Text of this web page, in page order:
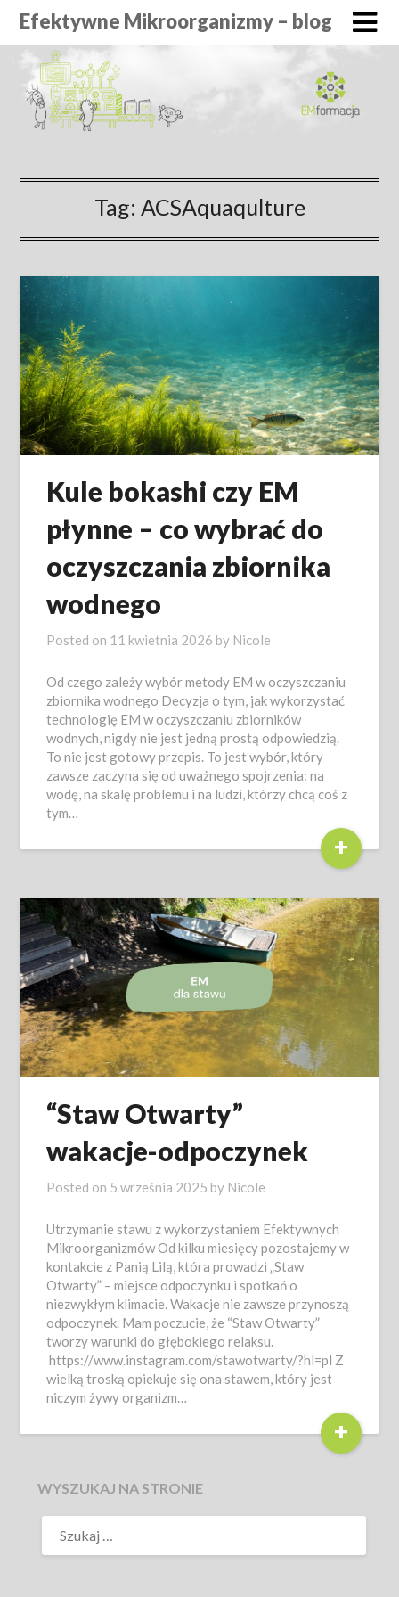
Efektywne Mikroorganizmy – blog
Tag: ACSAquaqulture
Kule bokashi czy EM
płynne – co wybrać do
oczyszczania zbiornika
wodnego
Posted on 11 kwietnia 2026 by Nicole
Od czego zależy wybór metody EM w oczyszczaniu
zbiornika wodnego Decyzja o tym, jak wykorzystać
technologię EM w oczyszczaniu zbiorników
wodnych, nigdy nie jest jedną prostą odpowiedzią.
To nie jest gotowy przepis. To jest wybór, który
zawsze zaczyna się od uważnego spojrzenia: na
wodę, na skalę problemu i na ludzi, którzy chcą coś z
tym…
+
“Staw Otwarty”
wakacje-odpoczynek
Posted on 5 września 2025 by Nicole
Utrzymanie stawu z wykorzystaniem Efektywnych
Mikroorganizmów Od kilku miesięcy pozostajemy w
kontakcie z Panią Lilą, która prowadzi „Staw
Otwarty” – miejsce odpoczynku i spotkań o
niezwykłym klimacie. Wakacje nie zawsze przynoszą
odpoczynek. Mam poczucie, że “Staw Otwarty”
tworzy warunki do głębokiego relaksu.
https://www.instagram.com/stawotwarty/?hl=pl Z
wielką troską opiekuje się ona stawem, który jest
niczym żywy organizm…
+
WYSZUKAJ NA STRONIE